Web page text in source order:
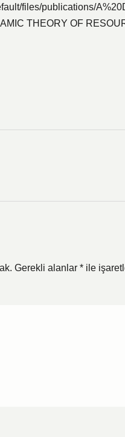
files/publications/
THEORY OF
Gerekli alanlar * ile